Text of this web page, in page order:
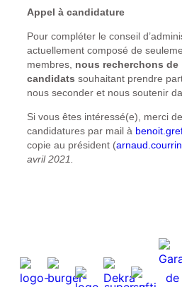
Appel à candidature
Pour compléter le conseil
actuellement composé de
membres, nous recherchons de
candidats souhaitant prendre
nous seconder et nous soutenir
Si vous êtes intéressé(e), merci
candidatures par mail à
copie au président (
avril 2021.